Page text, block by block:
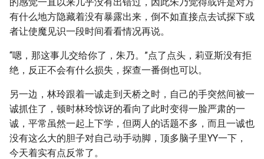
有什么地方隐藏着没有暴露出来，倒不如直接点去试探下或
者让使魔见识一段时间看看情况再说。
“嗯，那这事儿交给你了，朱乃。”点了点头，莉亚斯没有拒
绝，反正不会有什么损失，探查一番倒也可以。
另一边，林玲跟着一诚走到天桥之时，自己的手突然间被一
诚抓住了，顿时林玲惊讶的看向了此时变得一脸严肃的一
诚，平常虽然一起上下学，但两人的话题不多，而且一诚也
没有这么大的胆子对自己动手动脚，顶多脑子里YY一下，
今天着实有点反常了。